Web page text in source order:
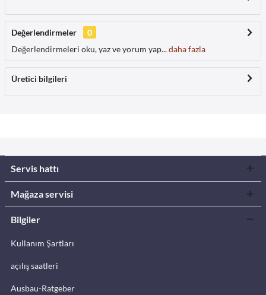
Değerlendirmeler
0
Değerlendirmeleri oku, yaz ve yorum yap...daha fazla
Üretici bilgileri
Servis hattı
Mağaza servisi
Bilgiler
Kullanım Şartları
açılış saatleri
Ausbau-Ratgeber